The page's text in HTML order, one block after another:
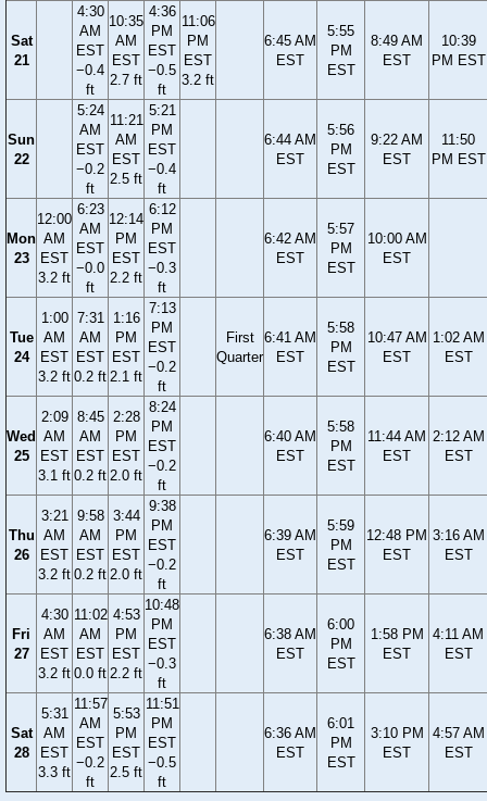
Sat
21
4:30
AM
EST
−0.4
ft
10:35
AM
EST
2.7 ft
4:36
PM
EST
−0.5
ft
11:06
PM
EST
3.2 ft
6:45 AM
EST
5:55
PM
EST
8:49 AM
EST
10:39
PM EST
Sun
22
5:24
AM
EST
−0.2
ft
11:21
AM
EST
2.5 ft
5:21
PM
EST
−0.4
ft
6:44 AM
EST
5:56
PM
EST
9:22 AM
EST
11:50
PM EST
Mon
23
12:00
AM
EST
3.2 ft
6:23
AM
EST
−0.0
ft
12:14
PM
EST
2.2 ft
6:12
PM
EST
−0.3
ft
6:42 AM
EST
5:57
PM
EST
10:00 AM
EST
Tue
24
1:00
AM
EST
3.2 ft
7:31
AM
EST
0.2 ft
1:16
PM
EST
2.1 ft
7:13
PM
EST
−0.2
ft
First
Quarter
6:41 AM
EST
5:58
PM
EST
10:47 AM
EST
1:02 AM
EST
Wed
25
2:09
AM
EST
3.1 ft
8:45
AM
EST
0.2 ft
2:28
PM
EST
2.0 ft
8:24
PM
EST
−0.2
ft
6:40 AM
EST
5:58
PM
EST
11:44 AM
EST
2:12 AM
EST
Thu
26
3:21
AM
EST
3.2 ft
9:58
AM
EST
0.2 ft
3:44
PM
EST
2.0 ft
9:38
PM
EST
−0.2
ft
6:39 AM
EST
5:59
PM
EST
12:48 PM
EST
3:16 AM
EST
Fri
27
4:30
AM
EST
3.2 ft
11:02
AM
EST
0.0 ft
4:53
PM
EST
2.2 ft
10:48
PM
EST
−0.3
ft
6:38 AM
EST
6:00
PM
EST
1:58 PM
EST
4:11 AM
EST
Sat
28
5:31
AM
EST
3.3 ft
11:57
AM
EST
−0.2
ft
5:53
PM
EST
2.5 ft
11:51
PM
EST
−0.5
ft
6:36 AM
EST
6:01
PM
EST
3:10 PM
EST
4:57 AM
EST